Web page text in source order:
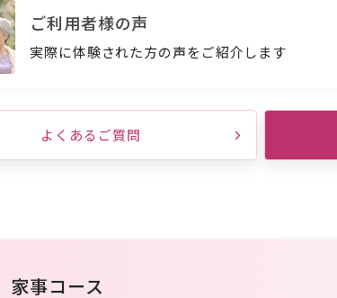
ご利用者様の声
実際に体験された方の声をご紹介します
よくあるご質問
家事コース